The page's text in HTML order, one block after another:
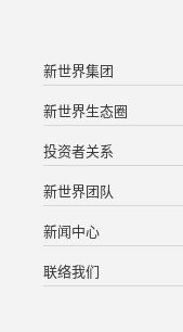
新世界集团
新世界生态圈
投资者关系
新世界团队
新闻中心
联络我们